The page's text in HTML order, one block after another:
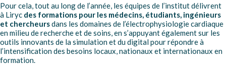
Pour cela, tout au long de l’année, les équipes de l’institut délivrent
à Liryc des formations pour les médecins, étudiants, ingénieurs
et chercheursdans les domaines de l’électrophysiologie cardiaque
en milieu de recherche et de soins, en s’appuyant également sur les
outils innovants de la simulation et du digital pour répondre à
l’intensification des besoins locaux, nationaux et internationaux en
formation.